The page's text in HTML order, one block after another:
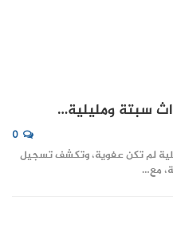
سبتة ومليلية…
0
لم تكن عفوية، وتكشف تسجيل